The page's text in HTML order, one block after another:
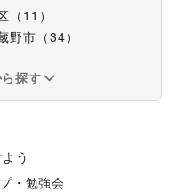
（ 11 ）
野市 （34）
探す
う
品販売
会・個展
・勉強会